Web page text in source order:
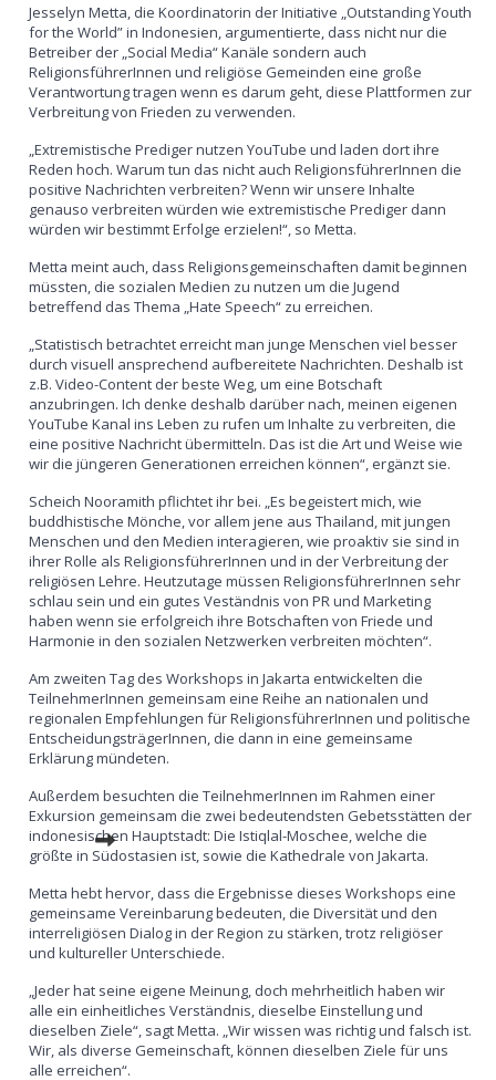
Jesselyn Metta, die Koordinatorin der Initiative „Outstanding Youth
for the World” in Indonesien, argumentierte, dass nicht nur die
Betreiber der „Social Media“ Kanäle sondern auch
ReligionsführerInnen und religiöse Gemeinden eine große
Verantwortung tragen wenn es darum geht, diese Plattformen zur
Verbreitung von Frieden zu verwenden.
„Extremistische Prediger nutzen YouTube und laden dort ihre
Reden hoch. Warum tun das nicht auch ReligionsführerInnen die
positive Nachrichten verbreiten? Wenn wir unsere Inhalte
genauso verbreiten würden wie extremistische Prediger dann
würden wir bestimmt Erfolge erzielen!“, so Metta.
Metta meint auch, dass Religionsgemeinschaften damit beginnen
müssten, die sozialen Medien zu nutzen um die Jugend
betreffend das Thema „Hate Speech“ zu erreichen.
„Statistisch betrachtet erreicht man junge Menschen viel besser
durch visuell ansprechend aufbereitete Nachrichten. Deshalb ist
z.B. Video-Content der beste Weg, um eine Botschaft
anzubringen. Ich denke deshalb darüber nach, meinen eigenen
YouTube Kanal ins Leben zu rufen um Inhalte zu verbreiten, die
eine positive Nachricht übermitteln. Das ist die Art und Weise wie
wir die jüngeren Generationen erreichen können“, ergänzt sie.
Scheich Nooramith pflichtet ihr bei. „Es begeistert mich, wie
buddhistische Mönche, vor allem jene aus Thailand, mit jungen
Menschen und den Medien interagieren, wie proaktiv sie sind in
ihrer Rolle als ReligionsführerInnen und in der Verbreitung der
religiösen Lehre. Heutzutage müssen ReligionsführerInnen sehr
schlau sein und ein gutes Veständnis von PR und Marketing
haben wenn sie erfolgreich ihre Botschaften von Friede und
Harmonie in den sozialen Netzwerken verbreiten möchten“.
Am zweiten Tag des Workshops in Jakarta entwickelten die
TeilnehmerInnen gemeinsam eine Reihe an nationalen und
regionalen Empfehlungen für ReligionsführerInnen und politische
EntscheidungsträgerInnen, die dann in eine gemeinsame
Erklärung mündeten.
Außerdem besuchten die TeilnehmerInnen im Rahmen einer
Exkursion gemeinsam die zwei bedeutendsten Gebetsstätten der
indonesischen Hauptstadt: Die Istiqlal-Moschee, welche die
größte in Südostasien ist, sowie die Kathedrale von Jakarta.
Metta hebt hervor, dass die Ergebnisse dieses Workshops eine
gemeinsame Vereinbarung bedeuten, die Diversität und den
interreligiösen Dialog in der Region zu stärken, trotz religiöser
und kultureller Unterschiede.
„Jeder hat seine eigene Meinung, doch mehrheitlich haben wir
alle ein einheitliches Verständnis, dieselbe Einstellung und
dieselben Ziele“, sagt Metta. „Wir wissen was richtig und falsch ist.
Wir, als diverse Gemeinschaft, können dieselben Ziele für uns
alle erreichen“.